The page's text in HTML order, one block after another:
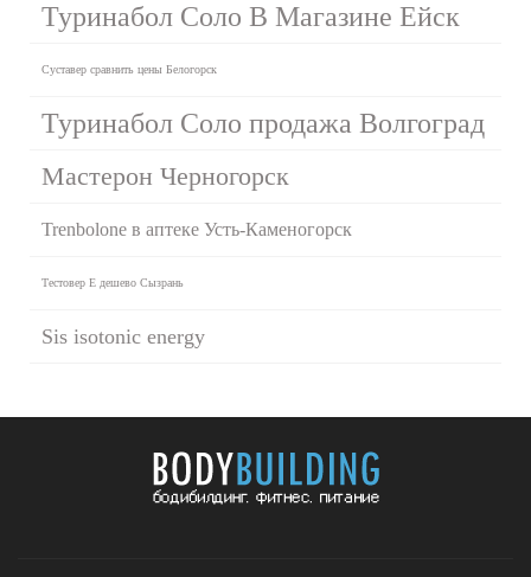
Туринабол Соло В Магазине Ейск
Суставер сравнить цены Белогорск
Туринабол Соло продажа Волгоград
Мастерон Черногорск
Trenbolone в аптеке Усть-Каменогорск
Тестовер Е дешево Сызрань
Sis isotonic energy